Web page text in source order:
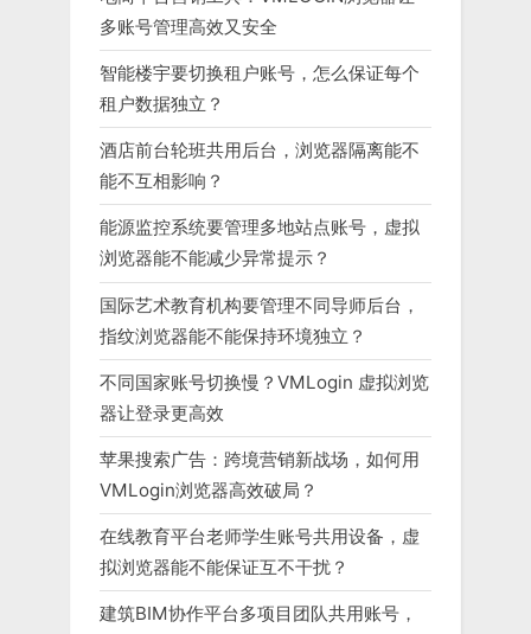
多账号管理高效又安全
智能楼宇要切换租户账号，怎么保证每个
租户数据独立？
酒店前台轮班共用后台，浏览器隔离能不
能不互相影响？
能源监控系统要管理多地站点账号，虚拟
浏览器能不能减少异常提示？
国际艺术教育机构要管理不同导师后台，
指纹浏览器能不能保持环境独立？
不同国家账号切换慢？VMLogin 虚拟浏览
器让登录更高效
苹果搜索广告：跨境营销新战场，如何用
VMLogin浏览器高效破局？
在线教育平台老师学生账号共用设备，虚
拟浏览器能不能保证互不干扰？
建筑BIM协作平台多项目团队共用账号，